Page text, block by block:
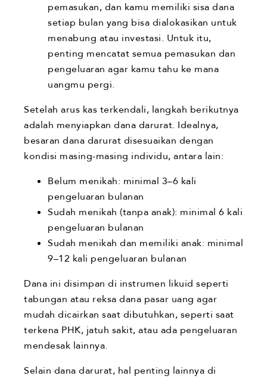
pemasukan, dan kamu memiliki sisa dana
setiap bulan yang bisa dialokasikan untuk
menabung atau investasi. Untuk itu,
penting mencatat semua pemasukan dan
pengeluaran agar kamu tahu ke mana
uangmu pergi.
Setelah arus kas terkendali, langkah berikutnya
adalah menyiapkan dana darurat. Idealnya,
besaran dana darurat disesuaikan dengan
kondisi masing-masing individu, antara lain:
Belum menikah: minimal 3–6 kali
pengeluaran bulanan
Sudah menikah (tanpa anak): minimal 6 kali
pengeluaran bulanan
Sudah menikah dan memiliki anak: minimal
9–12 kali pengeluaran bulanan
Dana ini disimpan di instrumen likuid seperti
tabungan atau reksa dana pasar uang agar
mudah dicairkan saat dibutuhkan, seperti saat
terkena PHK, jatuh sakit, atau ada pengeluaran
mendesak lainnya.
Selain dana darurat, hal penting lainnya di